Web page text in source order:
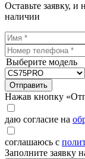
Оставьте заявку,
наличии
Выберите модель
Отправить
Нажав кнопку
даю согласие на
соглашаюсь с
Заполните заявку